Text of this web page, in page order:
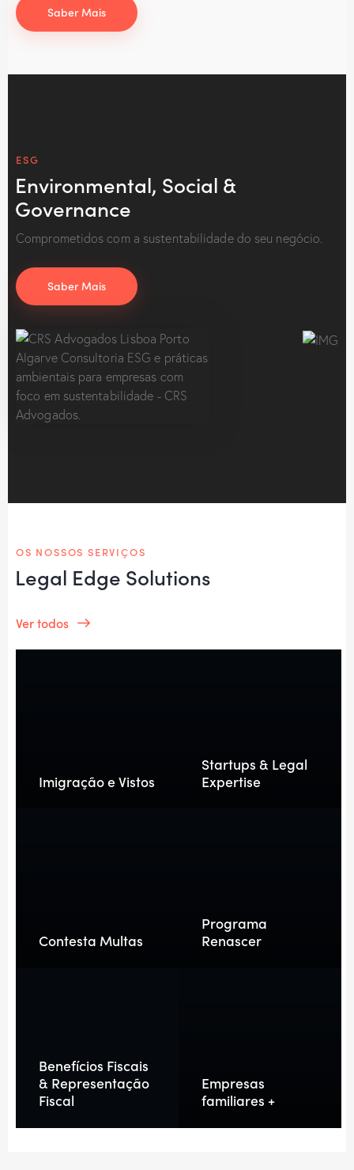
Saber Mais
ESG
Environmental, Social &
Governance
Comprometidos com a sustentabilidade do seu negócio.
Saber Mais
OS NOSSOS SERVIÇOS
Legal Edge Solutions
Ver todos
Imigração e Vistos
Startups & Legal
Expertise
Contesta Multas
Programa
Renascer
Benefícios Fiscais
& Representação
Fiscal
Empresas
familiares +